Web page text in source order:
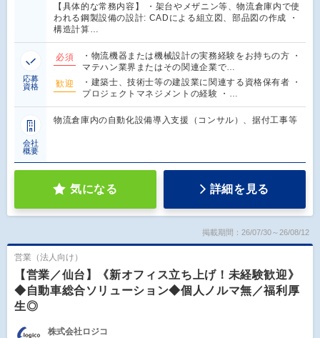
【具体的な常務内容】 ・架台やメザニン等、物流倉庫内で使
われる鋼製設備の設計: CADによる組立図、部品図の作成 ・
構造計算…
応募
資格
必須
・物流機器または機械設計の実務経験をお持ちの方 ・
マテハン業界またはその関連企業で…
歓迎
・建築士、技術士等の建設業に関連する資格保有者 ・
プロジェクトマネジメントの経験 ・…
会社
概要
物流倉庫内の自動化設備導入支援（コンサル）、据付工事等
気になる 詳細を見る
掲載期間：26/07/30～26/08/12
営業（法人向け）
【営業／仙台】《新オフィス立ち上げ！未経験歓迎》
◆自動車総合ソリューション◆個人ノルマ無／福利厚
生◎
株式会社ロジコ